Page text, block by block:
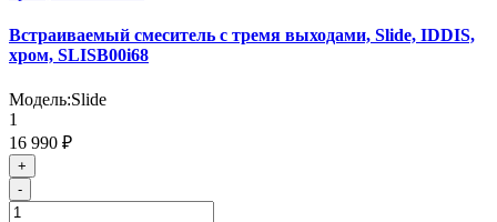
Встраиваемый смеситель с тремя выходами, Slide, IDDIS,
хром, SLISB00i68
Модель:Slide
1
16 990 ₽
+
-